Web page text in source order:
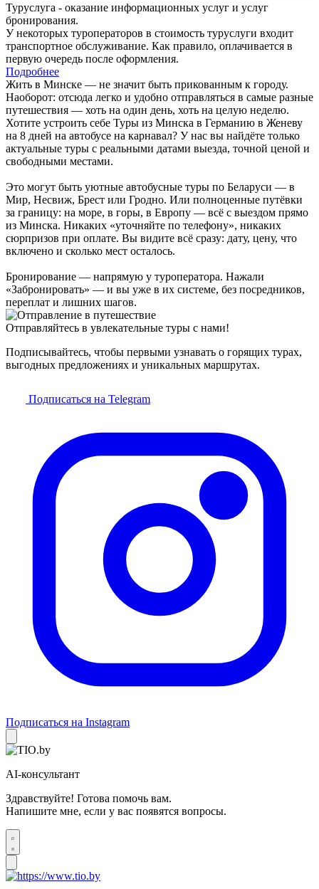
Туруслуга - оказание информационных услуг и услуг
бронирования.
У некоторых туроператоров в стоимость туруслуги входит
транспортное обслуживание. Как правило, оплачивается в
первую очередь после оформления.
Подробнее
Жить в Минске — не значит быть прикованным к городу.
Наоборот: отсюда легко и удобно отправляться в самые разные
путешествия — хоть на один день, хоть на целую неделю.
Хотите устроить себе Туры из Минска в Германию в Женеву
на 8 дней на автобусе на карнавал? У нас вы найдёте только
актуальные туры с реальными датами выезда, точной ценой и
свободными местами.
Это могут быть уютные автобусные туры по Беларуси — в
Мир, Несвиж, Брест или Гродно. Или полноценные путёвки
за границу: на море, в горы, в Европу — всё с выездом прямо
из Минска. Никаких «уточняйте по телефону», никаких
сюрпризов при оплате. Вы видите всё сразу: дату, цену, что
включено и сколько мест осталось.
Бронирование — напрямую у туроператора. Нажали
«Забронировать» — и вы уже в их системе, без посредников,
переплат и лишних шагов.
Отправляйтесь в увлекательные туры с нами!
Подписывайтесь, чтобы первыми узнавать о горящих турах,
выгодных предложениях и уникальных маршрутах.
Подписаться на Telegram
Подписаться на Instagram
AI-консультант
Здравствуйте! Готова помочь вам.
Напишите мне, если у вас появятся вопросы.